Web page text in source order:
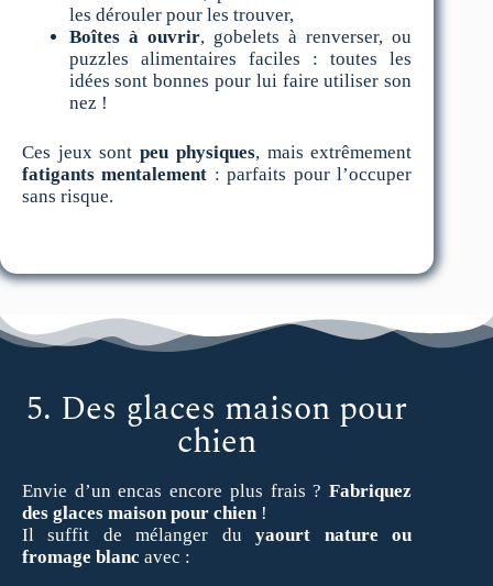
les dérouler pour les trouver,
Boîtes à ouvrir, gobelets à renverser, ou
puzzles alimentaires faciles : toutes les
idées sont bonnes pour lui faire utiliser son
nez !
Ces jeux sontpeu physiques, mais extrêmement
fatigants mentalement : parfaits pour l’occuper
sans risque.
5. Des glaces maison pour
chien
Envie d’un encas encore plus frais ?Fabriquez
des glaces maison pour chien!
Il suffit de mélanger duyaourt nature ou
fromage blanc avec :